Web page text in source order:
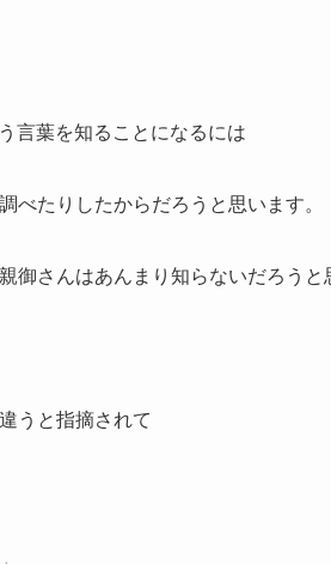
言葉を知ることになるには
べたりしたからだろうと思います。
御さんはあんまり知らないだろうと
うと指摘されて